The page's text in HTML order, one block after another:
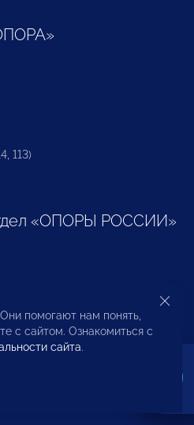
113)
«ОПОРЫ РОССИИ»
предпринимателей и
помогают нам понять,
с сайтом. Ознакомиться с
сайта.